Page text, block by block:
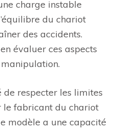
charge instable
du chariot
des accidents.
évaluer ces aspects
de respecter les limites
le fabricant du chariot
modèle a une capacité